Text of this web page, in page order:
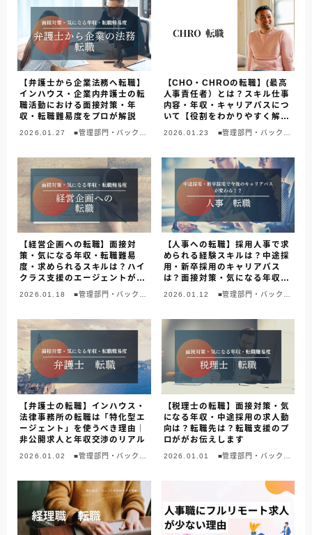
【弁護士から企業法務へ転職】
インハウス・企業内弁護士の転
職活動における面接対策・年
収・転職難易度をプロが解説
2026.01.27
■管理部門・バックオ
【CHO・CHROの転職】(最高
人事責任者）とは？スキル仕事
内容・年収・キャリアパスにつ
いて【役割をわかりやすく解
2026.01.23
■管理部門・バックオ
【経営企画への転職】面接対
策・気になる年収・転職難易
度・求められるスキルは？ハイ
クラス支援のエージェントが教
2026.01.18
■管理部門・バックオ
【人事への転職】採用人事で求
められる経験スキルは？中途採
用・新卒採用のキャリアパス
は？面接対策・気になる年収・
2026.01.12
■管理部門・バックオ
【弁護士の転職】インハウス・
法律事務所の転職は「特化型エ
ージェント」を使うべき理由｜
非公開求人と年収交渉のリアル
2026.01.02
■管理部門・バックオ
【税理士の転職】面接対策・気
になる年収・中途採用の求人動
向は？転職先は？転職支援のプ
ロががお伝えします
2026.01.01
■管理部門・バックオ